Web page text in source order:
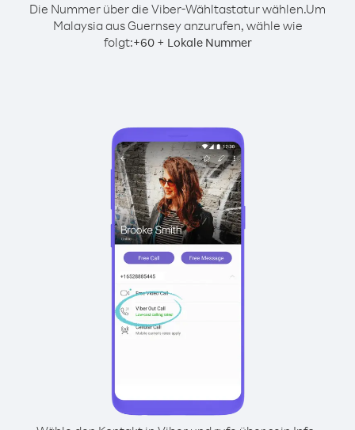
Die Nummer über die Viber-Wähltastatur wählen.Um
Malaysia aus Guernsey anzurufen, wähle wie
folgt:+60+ Lokale Nummer